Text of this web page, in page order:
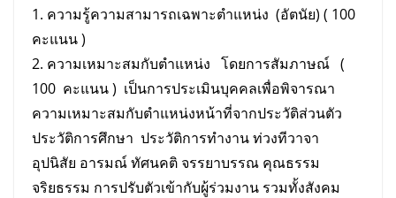
1. ความรู้ความสามารถเฉพาะตำแหน่ง (อัตนัย) ( 100
คะแนน )
2. ความเหมาะสมกับตำแหน่ง โดยการสัมภาษณ์ (
100 คะแนน ) เป็นการประเมินบุคคลเพื่อพิจารณา
ความเหมาะสมกับตำแหน่งหน้าที่จากประวัติส่วนตัว
ประวัติการศึกษา ประวัติการทำงาน ท่วงทีวาจา
อุปนิสัย อารมณ์ ทัศนคติ จรรยาบรรณ คุณธรรม
จริยธรรม การปรับตัวเข้ากับผู้ร่วมงาน รวมทั้งสังคม